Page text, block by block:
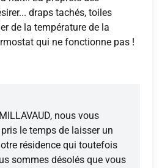
draps tachés, toiles
de la température de la
qui ne fonctionne pas !
nous vous
le temps de laisser un
résidence qui toutefois
sommes désolés que vous